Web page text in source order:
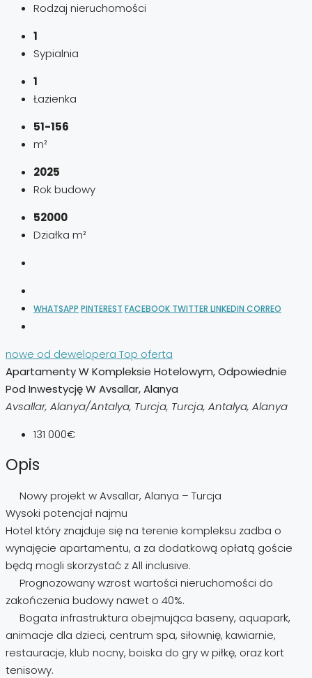
Rodzaj nieruchomości
1
Sypialnia
1
Łazienka
51-156
m²
2025
Rok budowy
52000
Działka m²
WHATSAPP PINTEREST FACEBOOK TWITTER LINKEDIN CORREO
nowe od dewelopera Top oferta
Apartamenty W Kompleksie Hotelowym, Odpowiednie
Pod Inwestycję W Avsallar, Alanya
Avsallar, Alanya/Antalya, Turcja, Turcja, Antalya, Alanya
131 000€
Opis
Nowy projekt w Avsallar, Alanya – Turcja
Wysoki potencjał najmu
Hotel który znajduje się na terenie kompleksu zadba o
wynajęcie apartamentu, a za dodatkową opłatą goście
będą mogli skorzystać z All inclusive.
Prognozowany wzrost wartości nieruchomości do
zakończenia budowy nawet o 40%.
Bogata infrastruktura obejmująca baseny, aquapark,
animacje dla dzieci, centrum spa, siłownię, kawiarnie,
restauracje, klub nocny, boiska do gry w piłkę, oraz kort
tenisowy.